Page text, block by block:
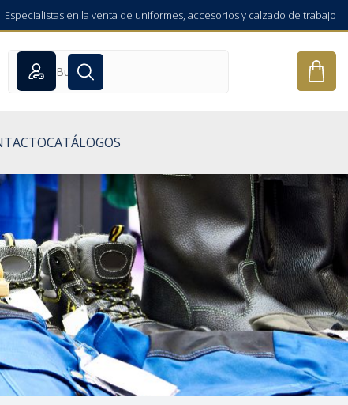
Especialistas en la venta de uniformes, accesorios y calzado de trabajo
CATÁLOGOS